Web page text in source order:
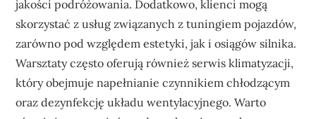
jakości podróżowania. Dodatkowo, klienci mogą
skorzystać z usług związanych z tuningiem pojazdów,
zarówno pod względem estetyki, jak i osiągów silnika.
Warsztaty często oferują również serwis klimatyzacji,
który obejmuje napełnianie czynnikiem chłodzącym
oraz dezynfekcję układu wentylacyjnego. Warto